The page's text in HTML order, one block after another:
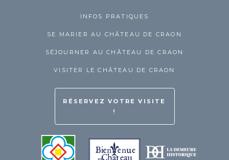
INFOS PRATIQUES
SE MARIER AU CHÂTEAU DE CRAON
SÉJOURNER AU CHÂTEAU DE CRAON
VISITER LE CHÂTEAU DE CRAON
RÉSERVEZ VOTRE VISITE
!